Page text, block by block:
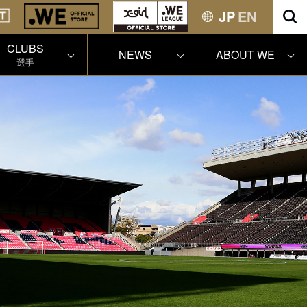
JPEN
CLUBS
選手 NEWS ABOUT WE